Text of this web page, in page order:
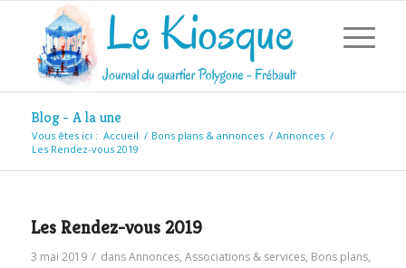
Blog - A la une
Vous êtes ici : Accueil / Bons plans & annonces / Annonces /
Les Rendez-vous 2019
Les Rendez-vous 2019
3 mai 2019 / dansAnnonces, Associations & services, Bons plans,